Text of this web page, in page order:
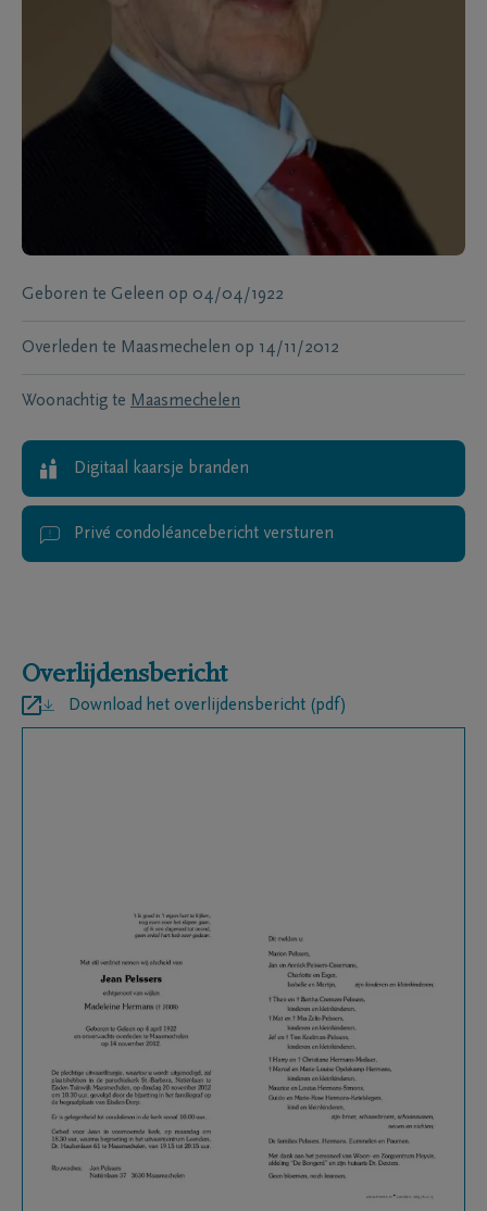
Geboren te Geleen op 04/04/1922
Overleden te Maasmechelen op 14/11/2012
Woonachtig te Maasmechelen
Digitaal kaarsje branden
Privé condoléancebericht versturen
Overlijdensbericht
Download het overlijdensbericht (pdf)